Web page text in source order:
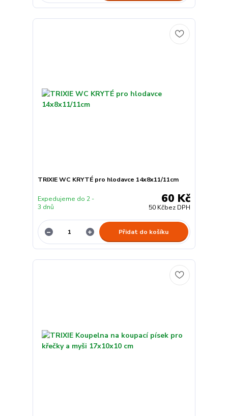
TRIXIE WC KRYTÉ pro hlodavce 14x8x11/11cm
60 Kč
50 Kčbez DPH
Expedujeme do 2 -
3 dnů
Přidat do košíku